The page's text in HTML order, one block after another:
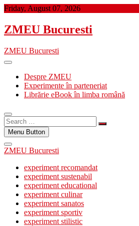
Skip
content
Friday, August 07, 2026
ZMEU Bucuresti
ZMEU Bucuresti
Despre ZMEU
Experimente în parteneriat
Librărie eBook în limba română
Search
…Menu Button
ZMEU Bucuresti
experiment recomandat
experiment sustenabil
experiment educational
experiment culinar
experiment sanatos
experiment sportiv
experiment stilistic